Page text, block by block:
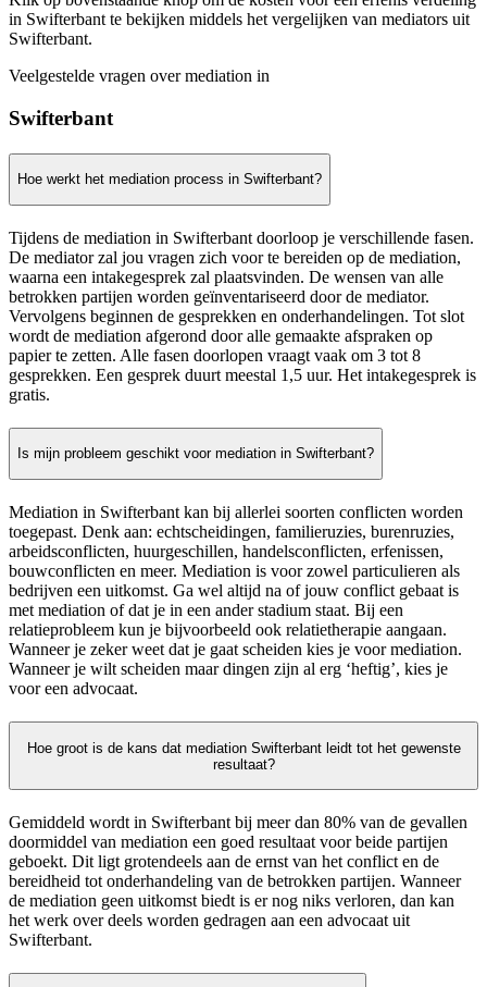
in Swifterbant te bekijken middels het vergelijken van mediators uit
Swifterbant.
Veelgestelde vragen over mediation in
Swifterbant
Hoe werkt het mediation process in Swifterbant?
Tijdens de mediation in Swifterbant doorloop je verschillende fasen.
De mediator zal jou vragen zich voor te bereiden op de mediation,
waarna een intakegesprek zal plaatsvinden. De wensen van alle
betrokken partijen worden geïnventariseerd door de mediator.
Vervolgens beginnen de gesprekken en onderhandelingen. Tot slot
wordt de mediation afgerond door alle gemaakte afspraken op
papier te zetten. Alle fasen doorlopen vraagt vaak om 3 tot 8
gesprekken. Een gesprek duurt meestal 1,5 uur. Het intakegesprek is
gratis.
Is mijn probleem geschikt voor mediation in Swifterbant?
Mediation in Swifterbant kan bij allerlei soorten conflicten worden
toegepast. Denk aan: echtscheidingen, familieruzies, burenruzies,
arbeidsconflicten, huurgeschillen, handelsconflicten, erfenissen,
bouwconflicten en meer. Mediation is voor zowel particulieren als
bedrijven een uitkomst. Ga wel altijd na of jouw conflict gebaat is
met mediation of dat je in een ander stadium staat. Bij een
relatieprobleem kun je bijvoorbeeld ook relatietherapie aangaan.
Wanneer je zeker weet dat je gaat scheiden kies je voor mediation.
Wanneer je wilt scheiden maar dingen zijn al erg ‘heftig’, kies je
voor een advocaat.
Hoe groot is de kans dat mediation Swifterbant leidt tot het gewenste
resultaat?
Gemiddeld wordt in Swifterbant bij meer dan 80% van de gevallen
doormiddel van mediation een goed resultaat voor beide partijen
geboekt. Dit ligt grotendeels aan de ernst van het conflict en de
bereidheid tot onderhandeling van de betrokken partijen. Wanneer
de mediation geen uitkomst biedt is er nog niks verloren, dan kan
het werk over deels worden gedragen aan een advocaat uit
Swifterbant.